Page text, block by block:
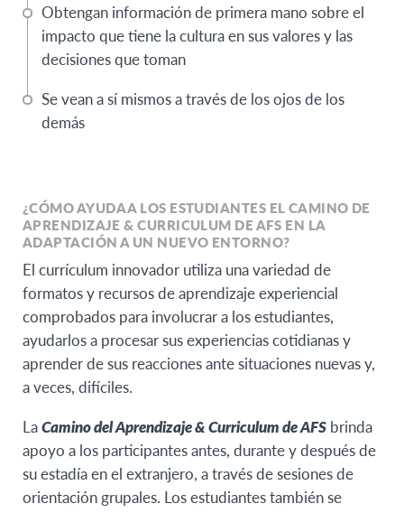
Obtengan información de primera mano sobre el
impacto que tiene la cultura en sus valores y las
decisiones que toman
Se vean a sí mismos a través de los ojos de los
demás
¿CÓMO AYUDA A LOS ESTUDIANTES EL CAMINO DE
APRENDIZAJE & CURRICULUM DE AFS EN LA
ADAPTACIÓN A UN NUEVO ENTORNO?
El currículum innovador utiliza una variedad de
formatos y recursos de aprendizaje experiencial
comprobados para involucrar a los estudiantes,
ayudarlos a procesar sus experiencias cotidianas y
aprender de sus reacciones ante situaciones nuevas y,
a veces, difíciles.
LaCamino del Aprendizaje & Curriculum de AFS brinda
apoyo a los participantes antes, durante y después de
su estadía en el extranjero, a través de sesiones de
orientación grupales. Los estudiantes también se